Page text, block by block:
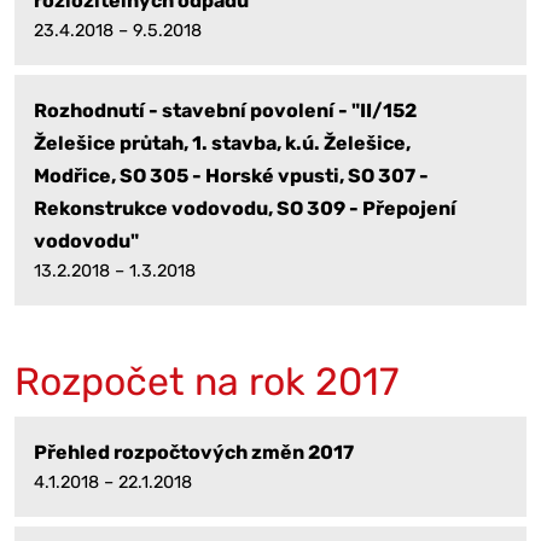
23.4.2018 – 9.5.2018
Rozhodnutí - stavební povolení - "II/152
Želešice průtah, 1. stavba, k.ú. Želešice,
Modřice, SO 305 - Horské vpusti, SO 307 -
Rekonstrukce vodovodu, SO 309 - Přepojení
vodovodu"
13.2.2018 – 1.3.2018
Rozpočet na rok 2017
Přehled rozpočtových změn 2017
4.1.2018 – 22.1.2018